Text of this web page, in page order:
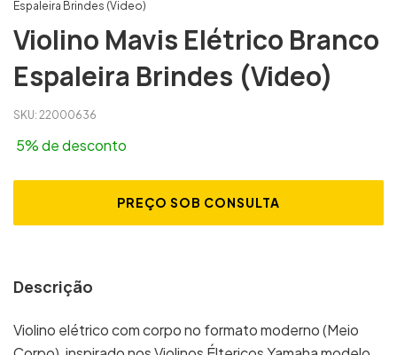
Espaleira Brindes (Video)
Violino Mavis Elétrico Branco
Espaleira Brindes (Video)
SKU: 22000636
5% de desconto
Descrição
Violino elétrico com corpo no formato moderno (Meio